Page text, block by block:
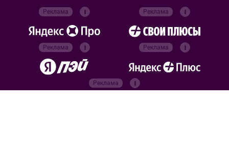
Реклама Реклама
Реклама Реклама
Реклама